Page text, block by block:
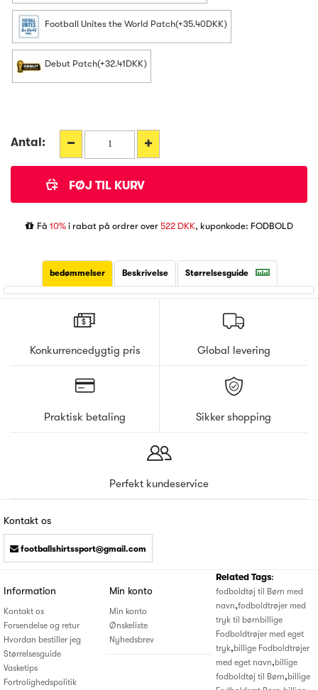
Football Unites the World Patch(+35.40DKK)
Debut Patch(+32.41DKK)
Antal:
Få 10%i rabat på ordrer over 522 DKK, kuponkode: FODBOLD
bedømmelser Beskrivelse Størrelsesguide
Konkurrencedygtig pris Global levering
Praktisk betaling Sikker shopping
Perfekt kundeservice
Kontakt os
footballshirtssport@gmail.com
Information
Kontakt os
Forsendelse og retur
Hvordan bestiller jeg
Størrelsesguide
Vasketips
Fortrolighedspolitik
Min konto
Min konto
Ønskeliste
Nyhedsbrev
Related Tags:
fodboldtøj til Børn med
navn,fodboldtrøjer med
tryk til børnbillige
Fodboldtrøjer med eget
tryk,billige Fodboldtrøjer
med eget navn,billige
fodboldtøj til Børn,billige